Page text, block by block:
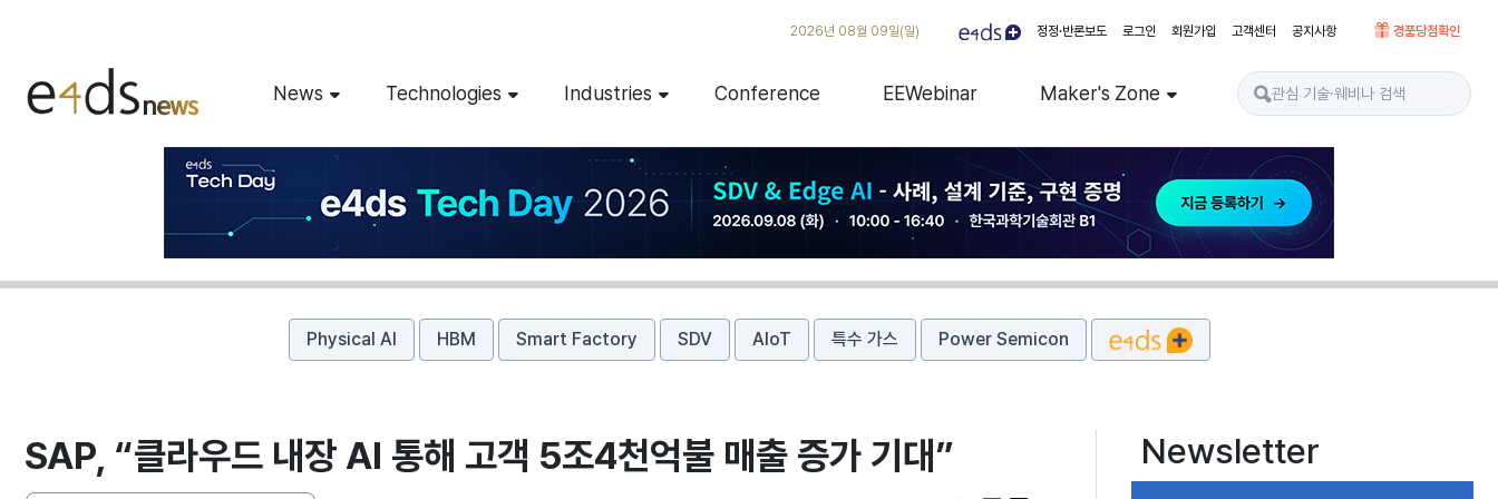
2026년 08월 09일(일) 정정·반론보도 로그인 회원가입 고객센터 공지사항 경품당첨확인
News Technologies Industries Conference EEWebinar Maker's Zone
Physical AI HBM Smart Factory SDV AIoT 특수 가스 Power Semicon
SAP, “클라우드 내장 AI 통해 고객 5조4천억불 매출 증가 기대” Newsletter